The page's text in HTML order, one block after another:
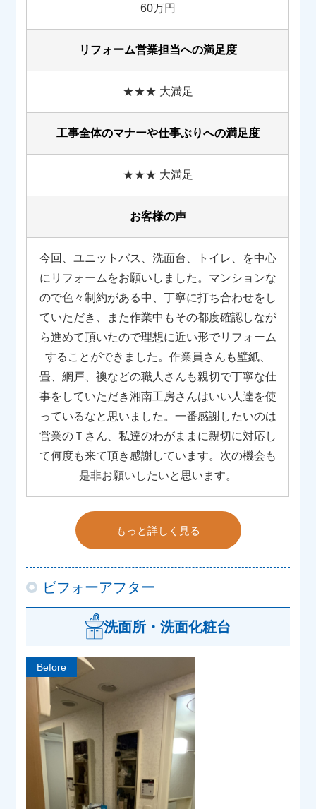
60万円
リフォーム営業担当への満足度
★★★ 大満足
工事全体のマナーや仕事ぶりへの満足度
★★★ 大満足
お客様の声
今回、ユニットバス、洗面台、トイレ、を中心
にリフォームをお願いしました。マンションな
ので色々制約がある中、丁寧に打ち合わせをし
ていただき、また作業中もその都度確認しなが
ら進めて頂いたので理想に近い形でリフォーム
することができました。作業員さんも壁紙、
畳、網戸、襖などの職人さんも親切で丁寧な仕
事をしていただき湘南工房さんはいい人達を使
っているなと思いました。一番感謝したいのは
営業のＴさん、私達のわがままに親切に対応し
て何度も来て頂き感謝しています。次の機会も
是非お願いしたいと思います。
もっと詳しく見る
ビフォーアフター
洗面所・洗面化粧台
Before